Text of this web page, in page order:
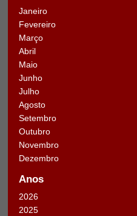
Janeiro
Fevereiro
Março
Abril
Maio
Junho
Julho
Agosto
Setembro
Outubro
Novembro
Dezembro
Anos
2026
2025